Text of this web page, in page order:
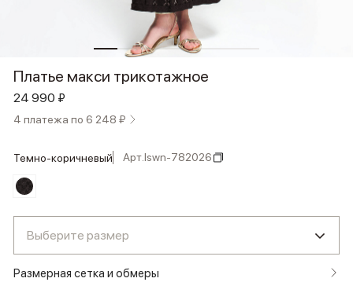
Платье макси трикотажное
24 990 ₽
4 платежа по 6 248 ₽
темно-коричневый Арт.lswn-782026
Выберите размер
Размерная сетка и обмеры